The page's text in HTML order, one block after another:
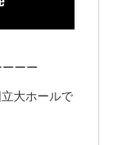
ーー
大ホールで